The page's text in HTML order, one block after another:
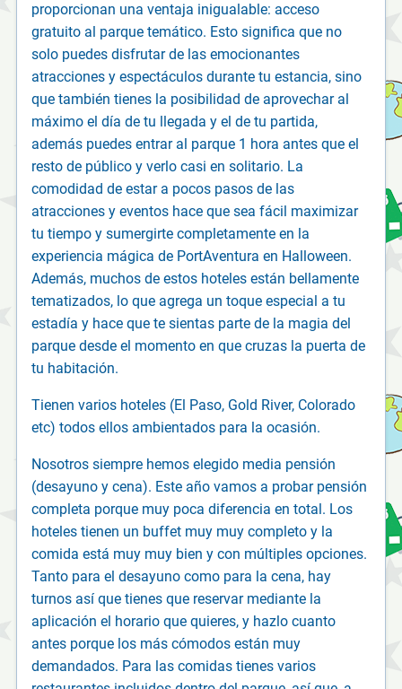
proporcionan una ventaja inigualable: acceso
gratuito al parque temático. Esto significa que no
solo puedes disfrutar de las emocionantes
atracciones y espectáculos durante tu estancia, sino
que también tienes la posibilidad de aprovechar al
máximo el día de tu llegada y el de tu partida,
además puedes entrar al parque 1 hora antes que el
resto de público y verlo casi en solitario. La
comodidad de estar a pocos pasos de las
atracciones y eventos hace que sea fácil maximizar
tu tiempo y sumergirte completamente en la
experiencia mágica de PortAventura en Halloween.
Además, muchos de estos hoteles están bellamente
tematizados, lo que agrega un toque especial a tu
estadía y hace que te sientas parte de la magia del
parque desde el momento en que cruzas la puerta de
tu habitación.
Tienen varios hoteles (El Paso, Gold River, Colorado
etc) todos ellos ambientados para la ocasión.
Nosotros siempre hemos elegido media pensión
(desayuno y cena). Este año vamos a probar pensión
completa porque muy poca diferencia en total. Los
hoteles tienen un buffet muy muy completo y la
comida está muy muy bien y con múltiples opciones.
Tanto para el desayuno como para la cena, hay
turnos así que tienes que reservar mediante la
aplicación el horario que quieres, y hazlo cuanto
antes porque los más cómodos están muy
demandados. Para las comidas tienes varios